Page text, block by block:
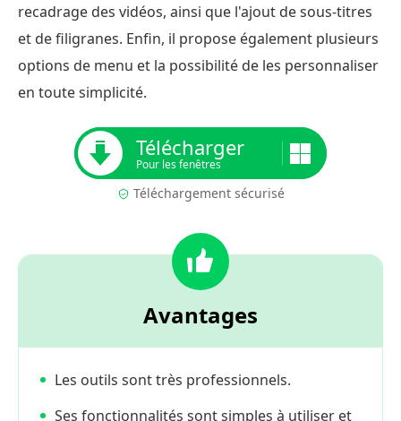
recadrage des vidéos, ainsi que l'ajout de sous-titres
et de filigranes. Enfin, il propose également plusieurs
options de menu et la possibilité de les personnaliser
en toute simplicité.
Télécharger
Pour les fenêtres
Téléchargement sécurisé
Avantages
Les outils sont très professionnels.
Ses fonctionnalités sont simples à utiliser et